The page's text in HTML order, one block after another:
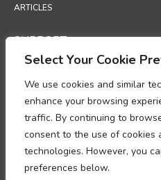
Select Your Cookie
We use cookies and similar
enhance your browsing
traffic. By continuing to
consent to the use of cookies
technologies. However, you
preferences below.
ARTICLES
SUPPORT
TECHNICAL PORTAL
POLICIES
POLITICA DE CONFIDENȚIALITATE
POLITICA PRIVIND COOKIE-URILE
MEMORANDUM PRIVIND
CARACTER PERSONAL
ACT ADENDUM PRIVIND